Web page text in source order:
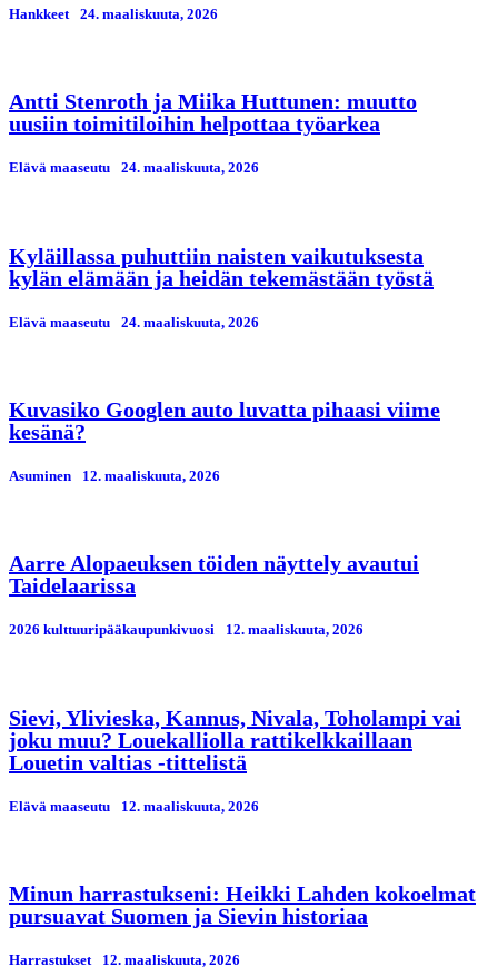
Hankkeet 24. maaliskuuta, 2026
Antti Stenroth ja Miika Huttunen: muutto
uusiin toimitiloihin helpottaa työarkea
Elävä maaseutu 24. maaliskuuta, 2026
Kyläillassa puhuttiin naisten vaikutuksesta
kylän elämään ja heidän tekemästään työstä
Elävä maaseutu 24. maaliskuuta, 2026
Kuvasiko Googlen auto luvatta pihaasi viime
kesänä?
Asuminen 12. maaliskuuta, 2026
Aarre Alopaeuksen töiden näyttely avautui
Taidelaarissa
2026 kulttuuripääkaupunkivuosi 12. maaliskuuta, 2026
Sievi, Ylivieska, Kannus, Nivala, Toholampi vai
joku muu? Louekalliolla rattikelkkaillaan
Louetin valtias -tittelistä
Elävä maaseutu 12. maaliskuuta, 2026
Minun harrastukseni: Heikki Lahden kokoelmat
pursuavat Suomen ja Sievin historiaa
Harrastukset 12. maaliskuuta, 2026